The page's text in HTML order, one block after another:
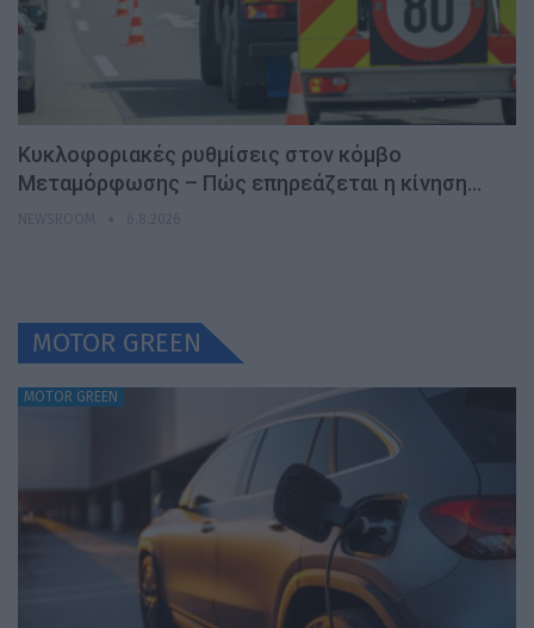
Κυκλοφοριακές ρυθμίσεις στον κόμβο
Μεταμόρφωσης – Πώς επηρεάζεται η κίνηση…
MOTOR GREEN
MOTOR GREEN